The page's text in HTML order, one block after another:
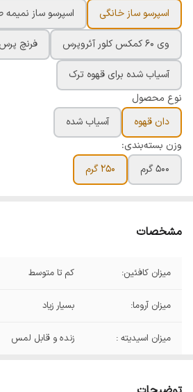
اسپرسو ساز خانگی
اسپرسو ساز نمیمه
وی ۶۰ کمکس کلور آئروپرس فرنچ
آسیاب شده برای قهوه ترک
نوع محصول
دان قهوه
آسیاب شده
وزن بسته‌بندی:
۵۰۰ گرم
۲۵۰ گرم
مشخصات
میزان کافئین: کم تا متوسط
میزان آروما: بسیار زیاد
میزان اسیدیته : زنده و قابل لمس